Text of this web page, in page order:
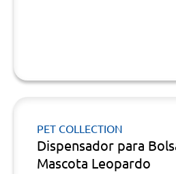
PET COLLECTION
Dispensador para
Mascota Leopardo